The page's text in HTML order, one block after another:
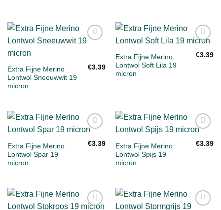
Extra Fijne Merino
Lontwol Sneeuwwit 19
micron
€3.39
aan
Extra Fijne Merino
Lontwol Soft Lila 19
micron
€3.39
aan
Extra Fijne Merino
Lontwol Spar 19
micron
€3.39
aan
Extra Fijne Merino
Lontwol Spijs 19
micron
€3.39